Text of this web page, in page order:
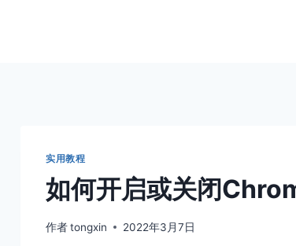
实用教程
如何开启或关闭
作者tongxin 2022年3月7日